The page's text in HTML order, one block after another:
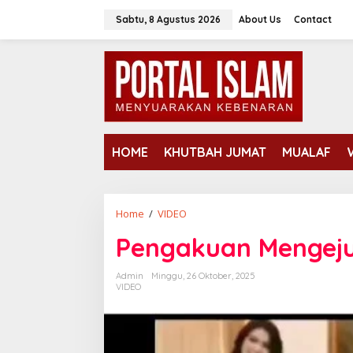
konten
Sabtu, 8 Agustus 2026 About Us Contact
HOME KHUTBAH JUMAT MUALAF
Home / VIDEO
Mantan
Termul
Pengakuan
Admin
Minggu, 26 Oktober, 2025
VIDEO